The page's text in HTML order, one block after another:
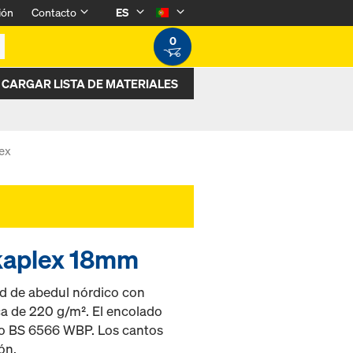
Contacto
ES
0
CARGAR LISTA DE MATERIALES
18mm
de abedul nórdico con
de 220 g/m². El encolado
BS 6566 WBP. Los cantos